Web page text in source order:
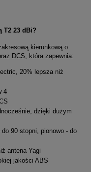
T2 23 dBi?
kierunkową o
DCS, która zapewnia:
20% lepsza niż
4
dzięki dużym
90 stopni, pionowo - do
antena Yagi
jakości ABS